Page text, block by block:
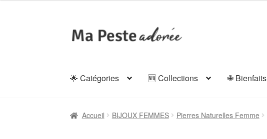
Aller
à
Aller
au
🌟 Catégories 🆕 Collections ✙ Bienfaits
Accueil BIJOUX FEMMES Pierres Naturelles Femme